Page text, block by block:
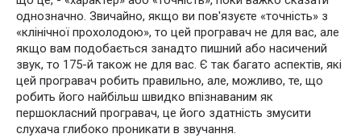
однозначно. Звичайно, якщо ви пов'язуєте «точність» з
«клінічної прохолодою», то цей програвач не для вас, але
якщо вам подобається занадто пишний або насичений
звук, то 175-й також не для вас. Є так багато аспектів, які
цей програвач робить правильно, але, можливо, те, що
робить його найбільш швидко впізнаваним як
першокласний програвач, це його здатність змусити
слухача глибоко проникати в звучання.